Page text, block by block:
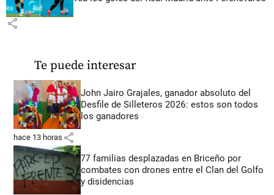
share
Te puede interesar
John Jairo Grajales, ganador absoluto del
Desfile de Silleteros 2026: estos son todos
los ganadores
hace 13 horas share
77 familias desplazadas en Briceño por
combates con drones entre el Clan del Golfo
y disidencias